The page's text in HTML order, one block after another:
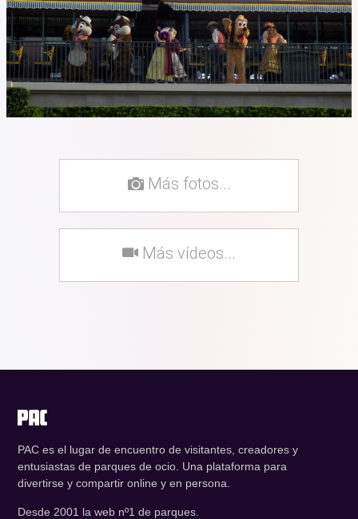
Más fotos...
Más vídeos...
PAC es el lugar de encuentro de visitantes, creadores y
entusiastas de parques de ocio. Una plataforma para
divertirse y compartir online y en persona.
Desde 2001 la web nº1 de parques.